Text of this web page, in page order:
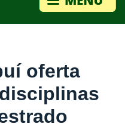
oferta